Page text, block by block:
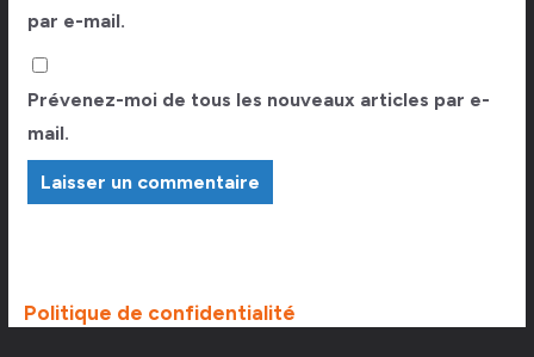
par e-mail.
Prévenez-moi de tous les nouveaux articles par e-
mail.
Politique de confidentialité